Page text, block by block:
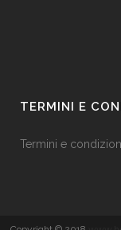
TERMINI E
Termini e